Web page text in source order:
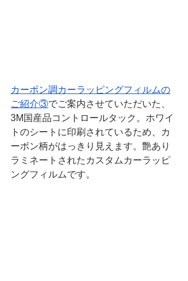
カーボン調カーラッピングフィルムの
ご紹介③でご案内させていただいた、
3M国産品コントロールタック。ホワイ
トのシートに印刷されているため、カ
ーボン柄がはっきり見えます。艶あり
ラミネートされたカスタムカーラッピ
ングフィルムです。